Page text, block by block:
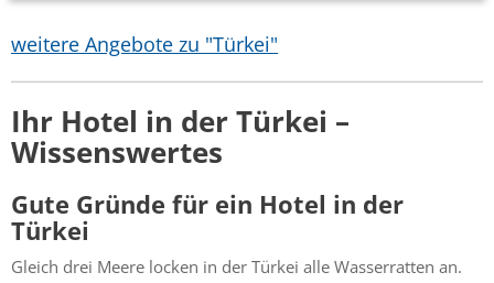
weitere Angebote zu "Türkei"
Ihr Hotel in der Türkei –
Wissenswertes
Gute Gründe für ein Hotel in der
Türkei
Gleich drei Meere locken in der Türkei alle Wasserratten an.